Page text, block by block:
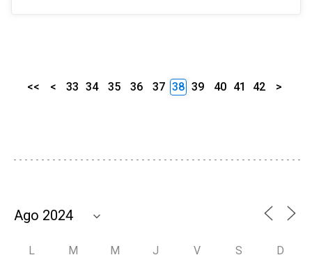
<< < 33 34 35 36 37 38 39 40 41 42 >
L M M J V S D